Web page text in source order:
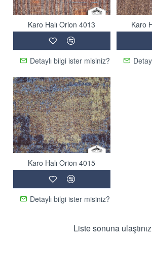
Karo Halı Orion 4013
Detaylı bilgi ister misiniz?
Karo
Karo Halı Orion 4015
Detaylı bilgi ister misiniz?
Liste sonuna